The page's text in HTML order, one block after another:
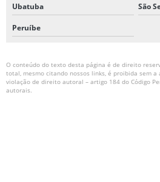
Ubatuba São
Peruíbe
O conteúdo do texto desta página é de direito
total, mesmo citando nossos links, é proibida sem
violação de direito autoral – artigo 184 do Código
autorais